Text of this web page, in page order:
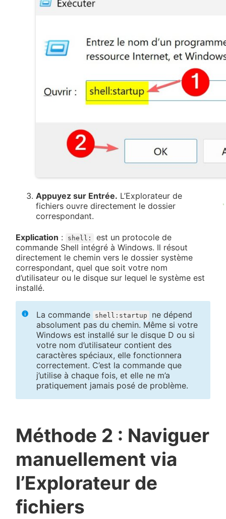
Appuyez sur Entrée. L’Explorateur de
fichiers ouvre directement le dossier
correspondant.
Explication : shell:
est un protocole de
commande Shell intégré à Windows. Il résout
directement le chemin vers le dossier système
correspondant, quel que soit votre nom
d’utilisateur ou le disque sur lequel le système est
installé.
La commande shell:startup
ne dépend
absolument pas du chemin. Même si votre
Windows est installé sur le disque D ou si
votre nom d’utilisateur contient des
caractères spéciaux, elle fonctionnera
correctement. C’est la commande que
j’utilise à chaque fois, et elle ne m’a
pratiquement jamais posé de problème.
Méthode 2 : Naviguer
manuellement via
l’Explorateur de
fichiers